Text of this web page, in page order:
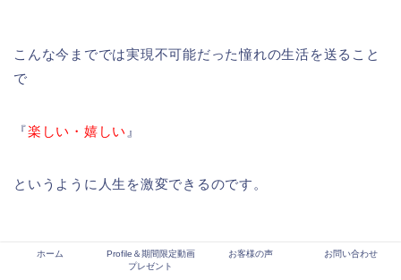
こんな今まででは実現不可能だった憧れの生活を送ること
で
『楽しい・嬉しい 』
というように人生を激変できるのです。
ホーム
Profile＆期間限定動画
プレゼント
お客様の声 お問い合わせ